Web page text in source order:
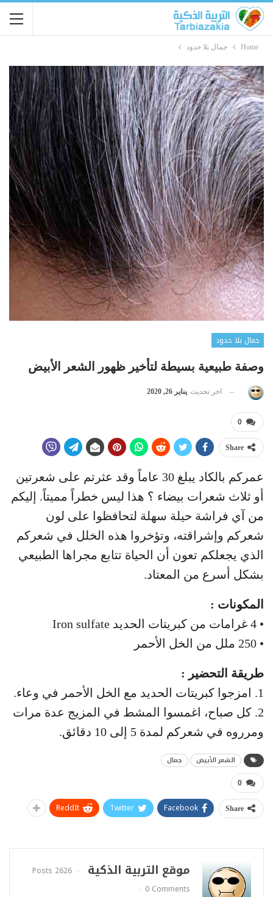
Home جمال بلا حدود
جمال بلا حدود
وصفة طبيعية بسيطة لتأخير ظهور الشعر الأبيض
اخر تحديث يناير 26, 2020
0
Share
عمركم بالكاد يبلغ 30 عاماً وقد عثرتم على شعرتين
أو ثلاث شعرات بيضاء ؟ هذا ليس خطراً مميتاً. إليكم
من آي فراشة حيلة سهلة لتحافظوا على لون
شعركم وإشراقته، وتؤخروا هذه الخلل في شعركم
الذي يجعلكم تعون أن الحياة تتابع مجراها الطبيعي
بشكل أسرع من المعتاد.
المكونات :
• 4 غرامات من كبريتات الحديد Iron sulfate
• 250 ملل من الخل الأحمر
طريقة التحضير :
1. امزجوا كبريتات الحديد مع الخل الأحمر في وعاء.
2. كل صباح، اغمسوا المشط في المزيج عدة مرات
ومرروه في شعركم لمدة 5 إلى 10 دقائق.
الشعر الأبيض جمال
0
Share
Facebook
Twitter
ReddIt
موقع التربية الذكية
2626 Posts
0 Comments